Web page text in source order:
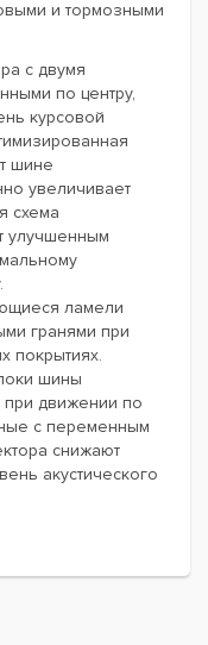
и тормозными
с двумя
по центру,
курсовой
шине
увеличивает
схема
улучшенным
ламели
гранями при
покрытиях.
шины
при движении по
с переменным
снижают
акустического